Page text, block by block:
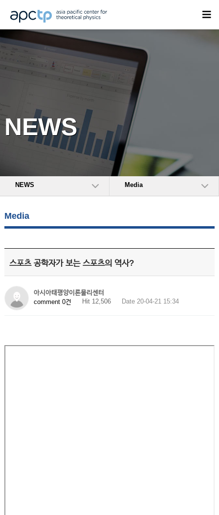
NEWS
NEWS Media
Media
스포츠 공학자가 보는 스포츠의 역사?
아시아태평양이론물리센터
comment 0건
Hit 12,506 Date 20-04-21 15:34